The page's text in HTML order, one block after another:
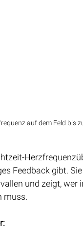
auf dem Feld bis
Feedback gibt.
und zeigt,
muss.